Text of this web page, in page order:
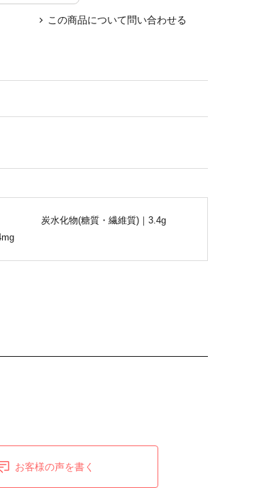
この商品について問い合わせる
炭水化物(糖質・繊維質)｜3.4g
お客様の声を書く